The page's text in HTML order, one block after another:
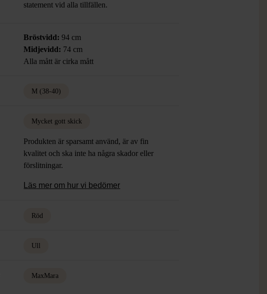
statement vid alla tillfällen.
Bröstvidd: 94 cm
Midjevidd: 74 cm
Alla mått är cirka mått
M (38-40)
Mycket gott skick
Produkten är sparsamt använd, är av fin
kvalitet och ska inte ha några skador eller
förslitningar.
Läs mer om hur vi bedömer
Röd
Ull
MaxMara